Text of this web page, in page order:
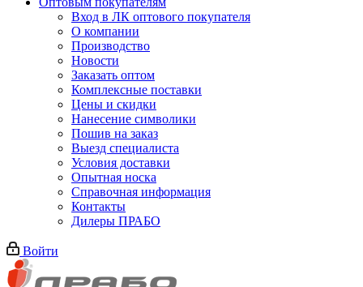
Вход в ЛК оптового покупателя
О компании
Производство
Новости
Заказать оптом
Комплексные поставки
Цены и скидки
Нанесение символики
Пошив на заказ
Выезд специалиста
Условия доставки
Опытная носка
Справочная информация
Контакты
Дилеры ПРАБО
Войти